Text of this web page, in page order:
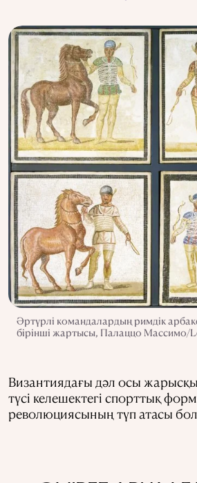
Әртүрлі командалардың римдік
бірінші жартысы, Палаццо Массимо/
Византиядағы дәл осы
түсі келешектегі спорттық
революциясының түп атасы